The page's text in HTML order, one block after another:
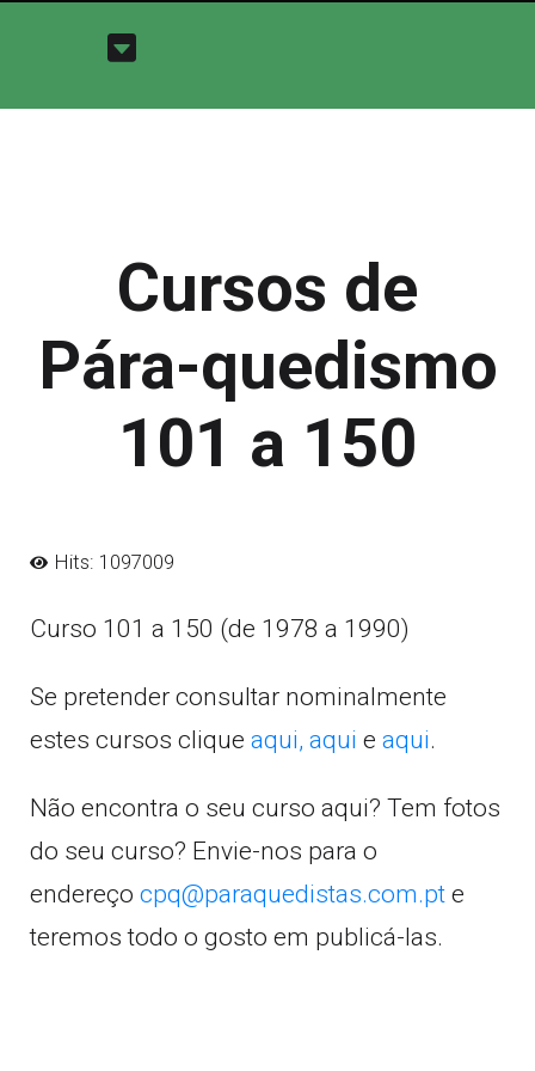
Cursos de
Pára-quedismo
101 a 150
Hits: 1097009
Curso 101 a 150 (de 1978 a 1990)
Se pretender consultar nominalmente
estes cursos clique aqui, aqui e aqui.
Não encontra o seu curso aqui? Tem fotos
do seu curso? Envie-nos para o
endereço cpq@paraquedistas.com.pt e
teremos todo o gosto em publicá-las.